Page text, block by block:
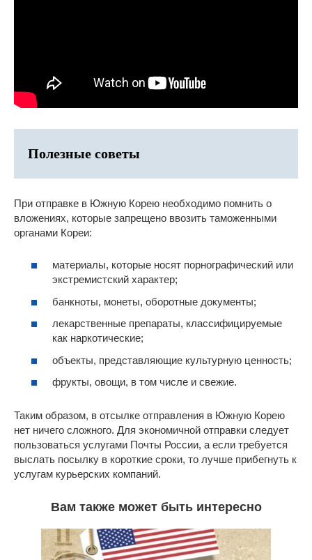
Полезные советы
При отправке в Южную Корею необходимо помнить о
вложениях, которые запрещено ввозить таможенными
органами Кореи:
материалы, которые носят порнографический или
экстремистский характер;
банкноты, монеты, оборотные документы;
лекарственные препараты, классифицируемые
как наркотические;
объекты, представляющие культурную ценность;
фрукты, овощи, в том числе и свежие.
Таким образом, в отсылке отправления в Южную Корею
нет ничего сложного. Для экономичной отправки следует
пользоваться услугами Почты России, а если требуется
выслать посылку в короткие сроки, то лучше прибегнуть к
услугам курьерских компаний.
Вам также может быть интересно